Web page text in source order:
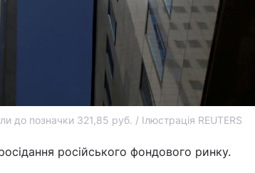
до позначки 321,85 руб. / Ілюстрація REUTERS
російського фондового ринку.